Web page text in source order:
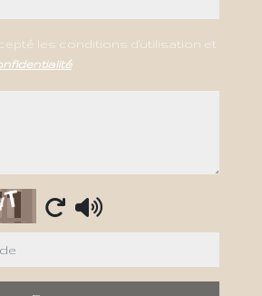
les conditions d'utilisation et